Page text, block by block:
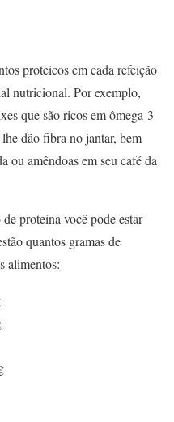
proteicos em cada refeição
nutricional. Por exemplo,
que são ricos em ômega-3
dão fibra no jantar, bem
ou amêndoas em seu café da
proteína você pode estar
quantos gramas de
alimentos: